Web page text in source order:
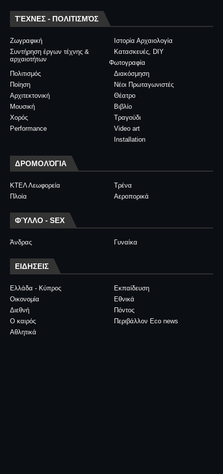
ΤΈΧΝΕΣ - ΠΟΛΙΤΙΣΜΌΣ
Ζωγραφική
Ιστορία Αρχαιολογία
Συντήρηση έργων τέχνης &
αρχαιοτήτων
Κατασκευές, DIY
Φωτογραφία
Διακόσμηση
Πολιτισμός
Νέοι Πρωταγωνιστές
Ποίηση
Θέατρο
Αρχιτεκτονική
Βιβλίο
Μουσική
Τραγούδι
Χορός
Video art
Performance
Installation
ΔΡΟΜΟΛΌΓΙΑ
ΚΤΕΛ Λεωφορεία
Τρένα
Πλοία
Αεροπορικά
ΦΎΛΛΟ - SEX
Άνδρας Γυναίκα
ΕΙΔΗΣΕΙΣ
Ελλάδα - Κύπρος
Εκπαίδευση
Οικονομία
Εθνικά
Διεθνή
Πόντος
Ο καιρός
Περιβάλλον Eco news
Αθλητικά